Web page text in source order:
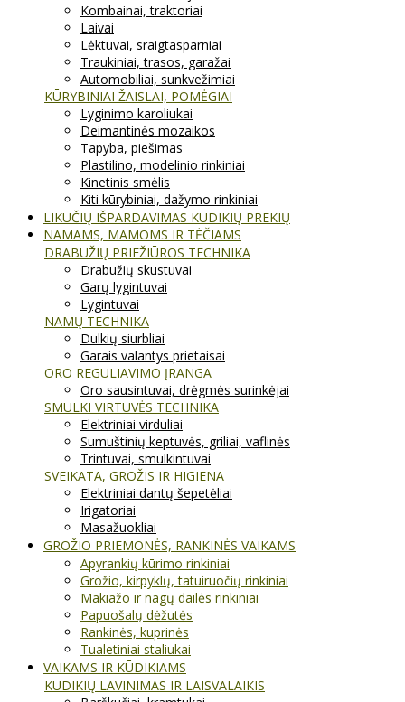
Kombainai, traktoriai
Laivai
Lėktuvai, sraigtasparniai
Traukiniai, trasos, garažai
Automobiliai, sunkvežimiai
KŪRYBINIAI ŽAISLAI, POMĖGIAI
Lyginimo karoliukai
Deimantinės mozaikos
Tapyba, piešimas
Plastilino, modelinio rinkiniai
Kinetinis smėlis
Kiti kūrybiniai, dažymo rinkiniai
LIKUČIŲ IŠPARDAVIMAS KŪDIKIŲ PREKIŲ
NAMAMS, MAMOMS IR TĖČIAMS
DRABUŽIŲ PRIEŽIŪROS TECHNIKA
Drabužių skustuvai
Garų lygintuvai
Lygintuvai
NAMŲ TECHNIKA
Dulkių siurbliai
Garais valantys prietaisai
ORO REGULIAVIMO ĮRANGA
Oro sausintuvai, drėgmės surinkėjai
SMULKI VIRTUVĖS TECHNIKA
Elektriniai virduliai
Sumuštinių keptuvės, griliai, vaflinės
Trintuvai, smulkintuvai
SVEIKATA, GROŽIS IR HIGIENA
Elektriniai dantų šepetėliai
Irigatoriai
Masažuokliai
GROŽIO PRIEMONĖS, RANKINĖS VAIKAMS
Apyrankių kūrimo rinkiniai
Grožio, kirpyklų, tatuiruočių rinkiniai
Makiažo ir nagų dailės rinkiniai
Papuošalų dėžutės
Rankinės, kuprinės
Tualetiniai staliukai
VAIKAMS IR KŪDIKIAMS
KŪDIKIŲ LAVINIMAS IR LAISVALAIKIS